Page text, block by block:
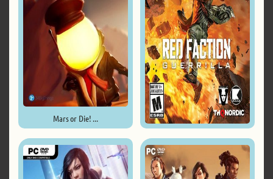
Mars or Die! ...